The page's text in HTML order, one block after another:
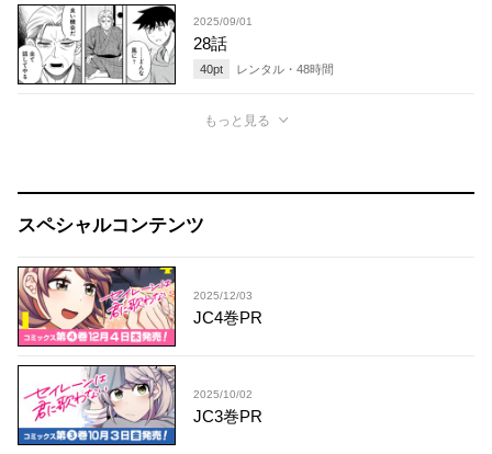
2025/09/01
28話
40pt レンタル・ 48時間
もっと見る
スペシャルコンテンツ
2025/12/03
JC4巻PR
2025/10/02
JC3巻PR